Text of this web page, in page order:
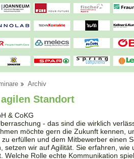
Archiv
Standort
- das sind die wirklich
möchte gern die Zukunft kennen,
erfüllen und dem Mitbewerber einen
setzen wir auf Agilität. Sie erfahren, wie
Welche Rolle echte Kommunikation